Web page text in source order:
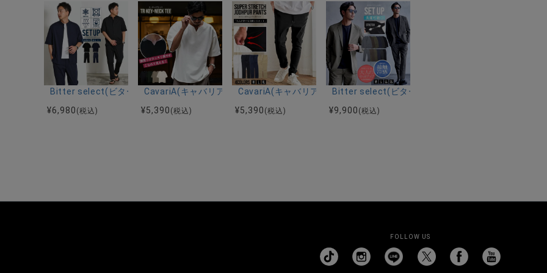
Bitter select(ビターセレクト)接触冷感スーパーストレッチバンドカラー半袖シャツ＆イージーパンツ/全2色
¥6,980 (税込)
CavariA(キャバリア)キーネック半袖Tシャツ/全4色
¥5,390 (税込)
CavariA(キャバリア)ストレッチジョッパーパンツ/全4色
¥5,390 (税込)
Bitter select(ビターセレクト)接触冷感スーパース
¥9,900 (税込)
FOLLOW US